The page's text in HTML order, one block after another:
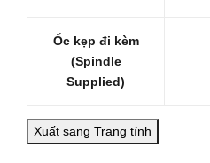
Ốc kẹp đi kèm
(Spindle
Supplied)
Xuất sang Trang tính